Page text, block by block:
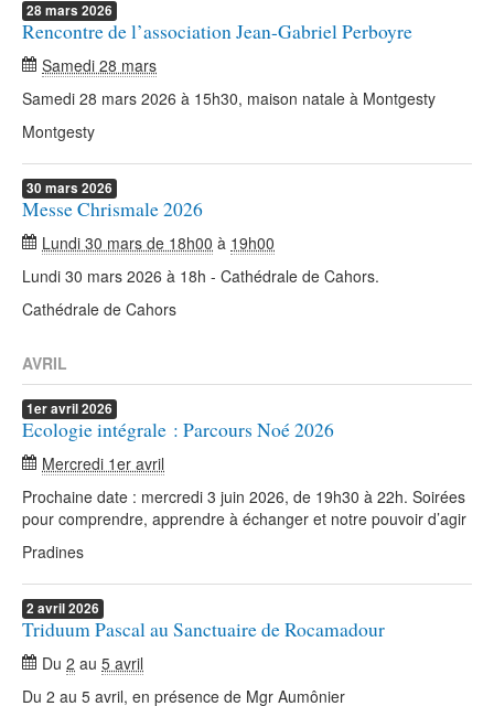
28mars 2026
Rencontre de l’association Jean-Gabriel Perboyre
Samedi 28 mars
Samedi 28 mars 2026 à 15h30, maison natale à Montgesty
Montgesty
30 mars 2026
Messe Chrismale 2026
Lundi 30 mars de 18h00 à 19h00
Lundi 30 mars 2026 à 18h - Cathédrale de Cahors.
Cathédrale de Cahors
AVRIL
1eravril2026
Ecologie intégrale : Parcours Noé 2026
Mercredi 1er avril
Prochaine date : mercredi 3 juin 2026, de 19h30 à 22h. Soirées
pour comprendre, apprendre à échanger et notre pouvoir d’agir
Pradines
2 avril2026
Triduum Pascal au Sanctuaire de Rocamadour
Du 2 au 5 avril
Du 2 au 5 avril, en présence de Mgr Aumônier